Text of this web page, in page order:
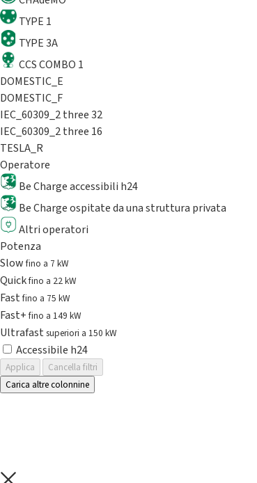
TYPE 1
TYPE 3A
CCS COMBO 1
DOMESTIC_E
DOMESTIC_F
IEC_60309_2 three 32
IEC_60309_2 three 16
TESLA_R
Operatore
Be Charge accessibili h24
Be Charge ospitate da una struttura privata
Altri operatori
Potenza
Slowfino a 7 kW
Quickfino a 22 kW
Fastfino a 75 kW
Fast+fino a 149 kW
Ultrafast superiori a 150 kW
Accessibile h24
Applica
Cancella filtri
Carica altre colonnine